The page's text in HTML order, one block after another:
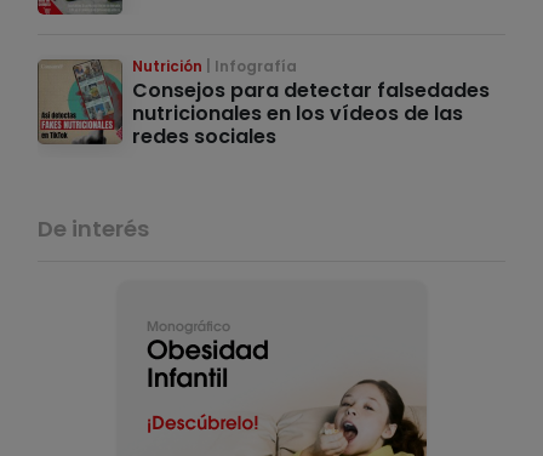
Nutrición Infografía
Consejos para detectar falsedades
nutricionales en los vídeos de las
redes sociales
De interés